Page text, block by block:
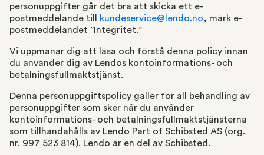
personuppgifter går det bra att skicka ett e-
postmeddelande till
kundeservice@lendo.no, märk e-
postmeddelandet ”Integritet.”
Vi uppmanar dig att läsa och förstå denna policy innan
du använder dig av Lendos kontoinformations- och
betalningsfullmaktstjänst.
Denna personuppgiftspolicy gäller för all behandling av
personuppgifter som sker när du använder
kontoinformations- och betalningsfullmaktstjänsterna
som tillhandahålls av Lendo Part of Schibsted AS (org.
nr. 997 523 814). Lendo är en del av Schibsted.